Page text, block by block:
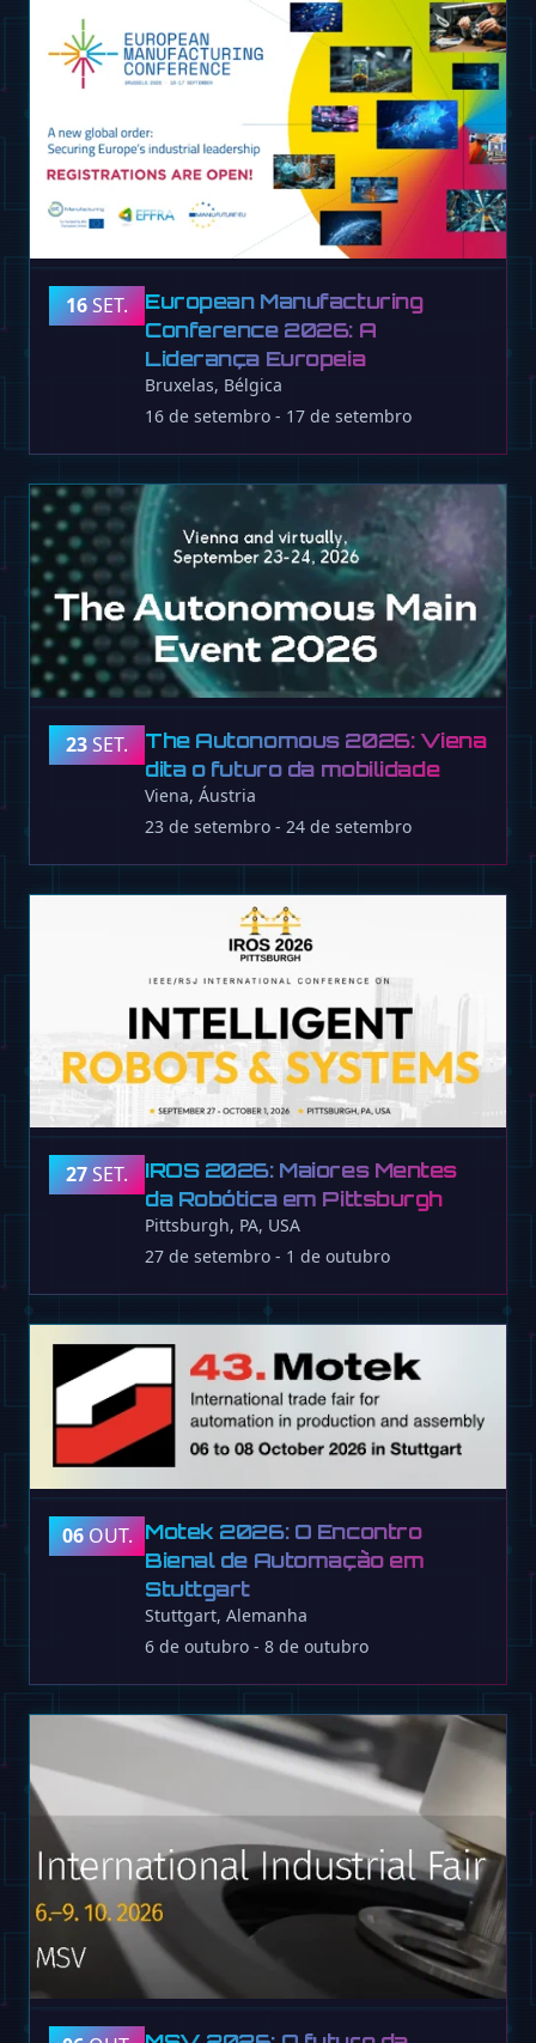
16SET.
European Manufacturing
Conference 2026: A
Liderança Europeia
Bruxelas, Bélgica
16 de setembro - 17 de setembro
23SET.
The Autonomous 2026: Viena
dita o futuro da mobilidade
Viena, Áustria
23 de setembro - 24 de setembro
27SET.
IROS 2026: Maiores Mentes
da Robótica em Pittsburgh
Pittsburgh, PA, USA
27 de setembro - 1 de outubro
06OUT. Motek 2026: O Encontro
Bienal de Automação em
Stuttgart
Stuttgart, Alemanha
6 de outubro - 8 de outubro